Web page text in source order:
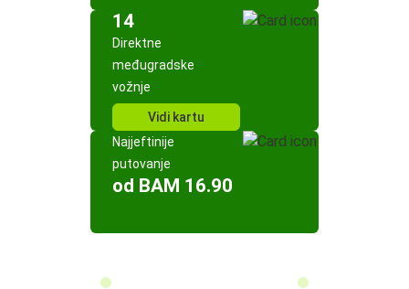
14
Direktne
međugradske
vožnje
Vidi kartu
Najjeftinije
putovanje
od BAM 16.90